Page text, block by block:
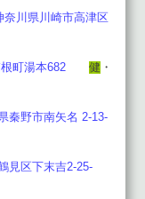
川県川崎市高津区
町湯本682
健 ・
野市南矢名 2-13-
見区下末吉2-25-